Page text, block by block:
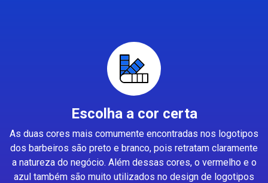
Escolha a cor certa
As duas cores mais comumente encontradas nos logotipos
dos barbeiros são preto e branco, pois retratam claramente
a natureza do negócio. Além dessas cores, o vermelho e o
azul também são muito utilizados no design de logotipos